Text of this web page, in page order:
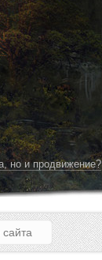
но и продвижение?